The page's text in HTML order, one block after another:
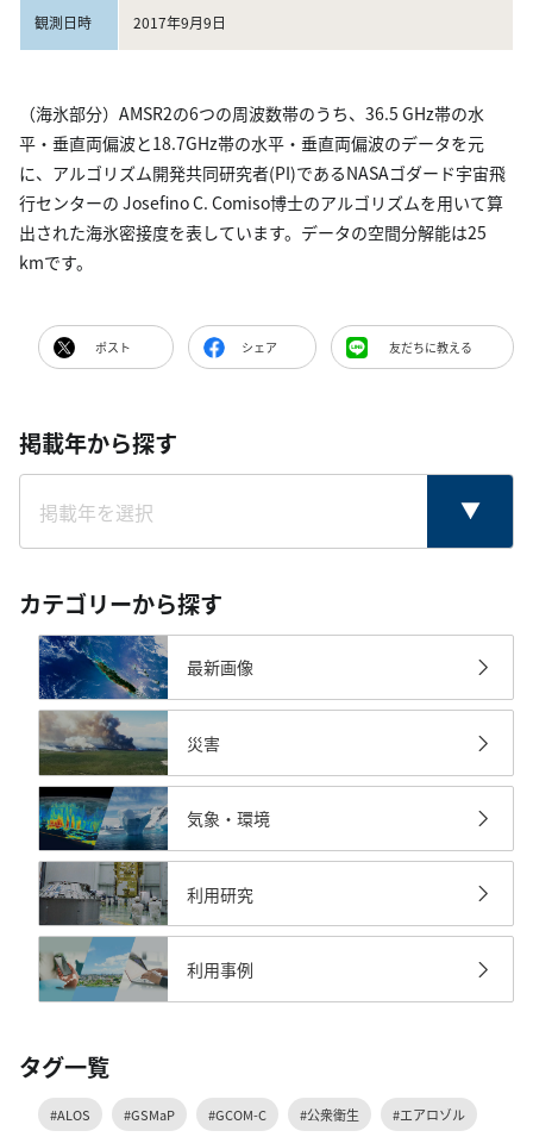
観測日時 2017年9月9日
（海氷部分）AMSR2の6つの周波数帯のうち、36.5 GHz帯の水
平・垂直両偏波と18.7GHz帯の水平・垂直両偏波のデータを元
に、アルゴリズム開発共同研究者(PI)であるNASAゴダード宇宙飛
行センターの Josefino C. Comiso博士のアルゴリズムを用いて算
出された海氷密接度を表しています。データの空間分解能は25
kmです。
ポスト シェア 友だちに教える
掲載年から探す
カテゴリーから探す
最新画像
災害
気象・環境
利用研究
利用事例
タグ一覧
#ALOS #GSMaP #GCOM-C #公衆衛生 #エアロゾル